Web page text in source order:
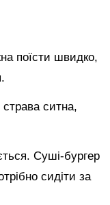
поїсти швидко,
ситна,
Суші-бургер
сидіти за